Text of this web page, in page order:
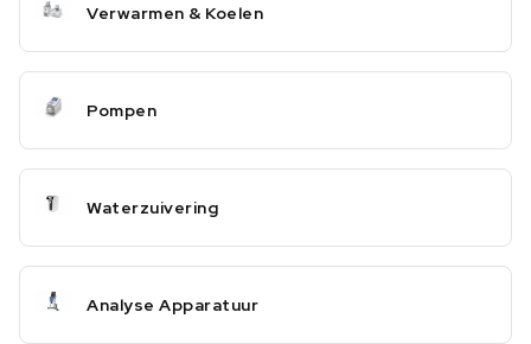
Verwarmen & Koelen
Pompen
Waterzuivering
Analyse Apparatuur